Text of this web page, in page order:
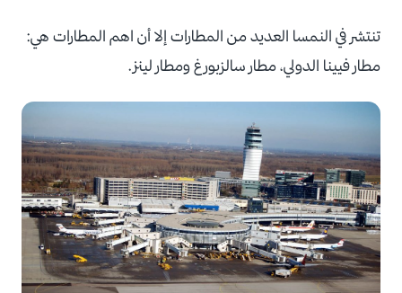
تنتشر في النمسا العديد من المطارات إلا أن اهم المطارات هي:
مطار فيينا الدولي، مطار سالزبورغ ومطار لينز.